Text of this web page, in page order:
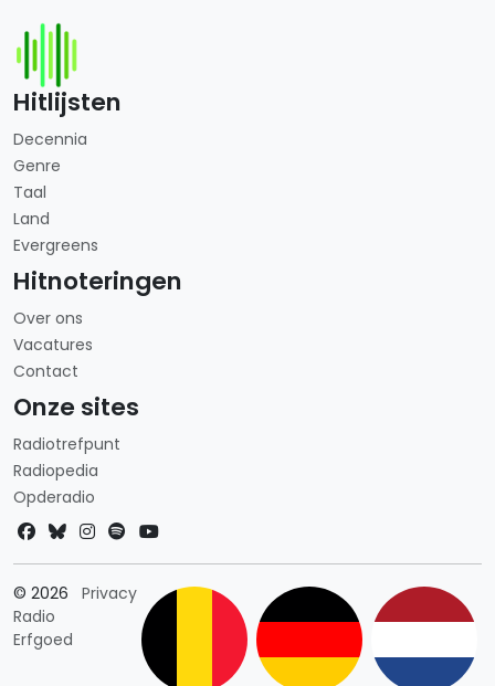
Hitlijsten
Decennia
Genre
Taal
Land
Evergreens
Hitnoteringen
Over ons
Vacatures
Contact
Onze sites
Radiotrefpunt
Radiopedia
Opderadio
© 2026
Radio
Erfgoed
PrivacyLandkeuze